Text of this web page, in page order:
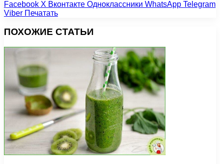
Facebook X Вконтакте Одноклассники WhatsApp Telegram
Viber Печатать
ПОХОЖИЕ СТАТЬИ